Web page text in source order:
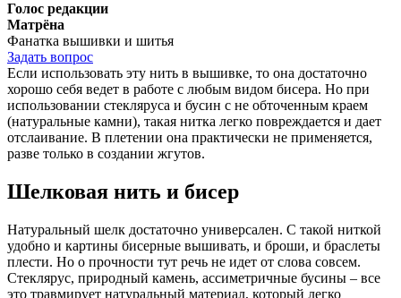
Голос редакции
Матрёна
Фанатка вышивки и шитья
Задать вопрос
Если использовать эту нить в вышивке, то она достаточно
хорошо себя ведет в работе с любым видом бисера. Но при
использовании стекляруса и бусин с не обточенным краем
(натуральные камни), такая нитка легко повреждается и дает
отслаивание. В плетении она практически не применяется,
разве только в создании жгутов.
Шелковая нить и бисер
Натуральный шелк достаточно универсален. С такой ниткой
удобно и картины бисерные вышивать, и броши, и браслеты
плести. Но о прочности тут речь не идет от слова совсем.
Стеклярус, природный камень, ассиметричные бусины – все
это травмирует натуральный материал, который легко